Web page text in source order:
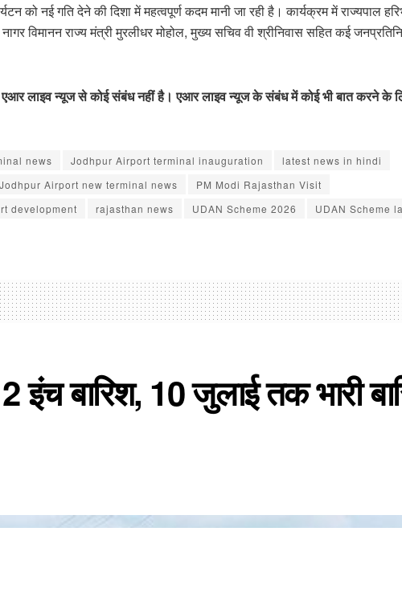
नई गति देने की दिशा में महत्वपूर्ण कदम मानी जा रही है। कार्यक्रम में राज्यपाल
विमानन राज्य मंत्री मुरलीधर मोहोल, मुख्य सचिव वी श्रीनिवास सहित कई
लाइव न्यूज से कोई संबंध नहीं है। एआर लाइव न्यूज के संबंध में कोई भी बात करने के
news Jodhpur Airport terminal inauguration
latest news in hindi
Airport new terminal news
PM Modi Rajasthan Visit
development rajasthan news UDAN Scheme 2026 UDAN Scheme
बारिश, 10 जुलाई तक भारी